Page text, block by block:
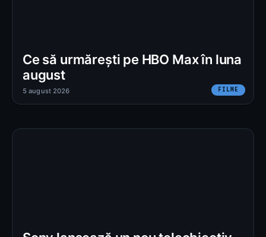
Ce să urmărești pe HBO Max în luna
august
FILME
5 august 2026